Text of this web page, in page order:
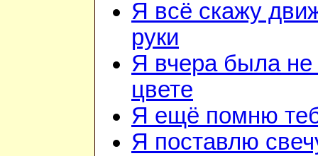
Я всё скажу
руки
Я вчера была
цвете
Я ещё помню
Я поставлю